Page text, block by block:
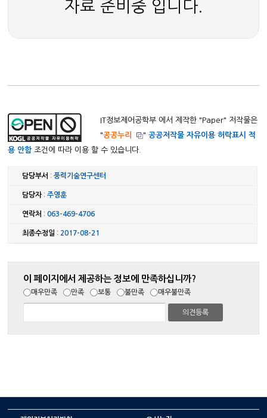
자료 준비중 입니다.
IT정보제어공학부 에서 제작한 "Paper" 저작물은
"공공누리 "공공저작물 자유이용 허락표시 적
용 안함조건에 따라 이용 할 수 있습니다.
담당부서 :풍력기술연구센터
담당자:주영훈
연락처 :063-469-4706
최종수정일 : 2017-08-21
이 페이지에서 제공하는 정보에 만족하십니까?
매우만족 만족 보통 불만족 매우불만족